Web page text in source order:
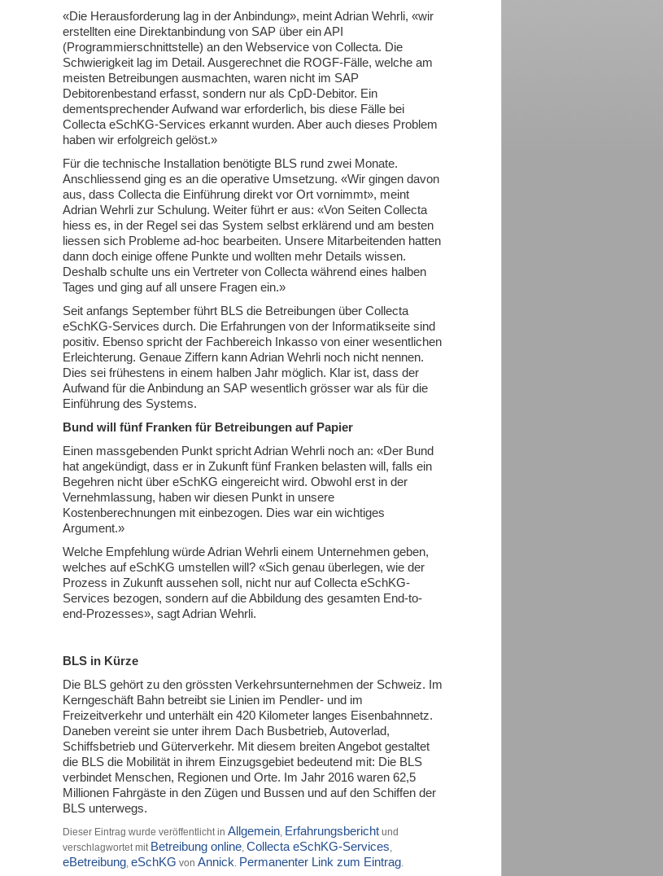
«Die Herausforderung lag in der Anbindung», meint Adrian Wehrli, «wir
erstellten eine Direktanbindung von SAP über ein API
(Programmierschnittstelle) an den Webservice von Collecta. Die
Schwierigkeit lag im Detail. Ausgerechnet die ROGF-Fälle, welche am
meisten Betreibungen ausmachten, waren nicht im SAP
Debitorenbestand erfasst, sondern nur als CpD-Debitor. Ein
dementsprechender Aufwand war erforderlich, bis diese Fälle bei
Collecta eSchKG-Services erkannt wurden. Aber auch dieses Problem
haben wir erfolgreich gelöst.»
Für die technische Installation benötigte BLS rund zwei Monate.
Anschliessend ging es an die operative Umsetzung. «Wir gingen davon
aus, dass Collecta die Einführung direkt vor Ort vornimmt», meint
Adrian Wehrli zur Schulung. Weiter führt er aus: «Von Seiten Collecta
hiess es, in der Regel sei das System selbst erklärend und am besten
liessen sich Probleme ad-hoc bearbeiten. Unsere Mitarbeitenden hatten
dann doch einige offene Punkte und wollten mehr Details wissen.
Deshalb schulte uns ein Vertreter von Collecta während eines halben
Tages und ging auf all unsere Fragen ein.»
Seit anfangs September führt BLS die Betreibungen über Collecta
eSchKG-Services durch. Die Erfahrungen von der Informatikseite sind
positiv. Ebenso spricht der Fachbereich Inkasso von einer wesentlichen
Erleichterung. Genaue Ziffern kann Adrian Wehrli noch nicht nennen.
Dies sei frühestens in einem halben Jahr möglich. Klar ist, dass der
Aufwand für die Anbindung an SAP wesentlich grösser war als für die
Einführung des Systems.
Bund will fünf Franken für Betreibungen auf Papier
Einen massgebenden Punkt spricht Adrian Wehrli noch an: «Der Bund
hat angekündigt, dass er in Zukunft fünf Franken belasten will, falls ein
Begehren nicht über eSchKG eingereicht wird. Obwohl erst in der
Vernehmlassung, haben wir diesen Punkt in unsere
Kostenberechnungen mit einbezogen. Dies war ein wichtiges
Argument.»
Welche Empfehlung würde Adrian Wehrli einem Unternehmen geben,
welches auf eSchKG umstellen will? «Sich genau überlegen, wie der
Prozess in Zukunft aussehen soll, nicht nur auf Collecta eSchKG-
Services bezogen, sondern auf die Abbildung des gesamten End-to-
end-Prozesses», sagt Adrian Wehrli.
BLS in Kürze
Die BLS gehört zu den grössten Verkehrsunternehmen der Schweiz. Im
Kerngeschäft Bahn betreibt sie Linien im Pendler- und im
Freizeitverkehr und unterhält ein 420 Kilometer langes Eisenbahnnetz.
Daneben vereint sie unter ihrem Dach Busbetrieb, Autoverlad,
Schiffsbetrieb und Güterverkehr. Mit diesem breiten Angebot gestaltet
die BLS die Mobilität in ihrem Einzugsgebiet bedeutend mit: Die BLS
verbindet Menschen, Regionen und Orte. Im Jahr 2016 waren 62,5
Millionen Fahrgäste in den Zügen und Bussen und auf den Schiffen der
BLS unterwegs.
Dieser Eintrag wurde veröffentlicht in Allgemein, Erfahrungsberichtund
verschlagwortet mit Betreibung online, Collecta eSchKG-Services,
eBetreibung, eSchKG von Annick. Permanenter Link zum Eintrag.